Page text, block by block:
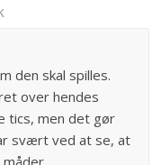
den skal spilles.
over hendes
tics, men det gør
svært ved at se, at